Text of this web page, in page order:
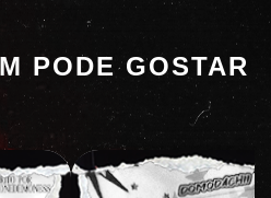
PODE GOSTAR